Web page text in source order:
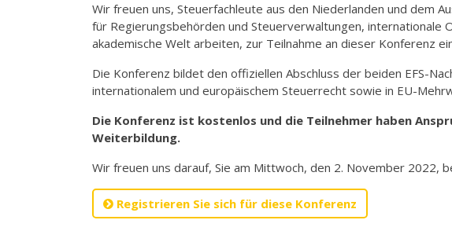
Wir freuen uns, Steuerfachleute aus den Niederlanden und dem
für Regierungsbehörden und Steuerverwaltungen, internationale
akademische Welt arbeiten, zur Teilnahme an dieser Konferenz
Die Konferenz bildet den offiziellen Abschluss der beiden EFS-
internationalem und europäischem Steuerrecht sowie in EU-
Die Konferenz ist kostenlos und die Teilnehmer haben
Weiterbildung.
Wir freuen uns darauf, Sie am Mittwoch, den 2. November 2022,
Registrieren Sie sich für diese Konferenz